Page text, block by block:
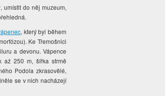
, umístit do něj muzeum,
, který byl během
Ke Třemošnici
a devonu. Vápence
až 250 m, šířka strmě
Podola zkrasovělé,
se v nich nacházejí